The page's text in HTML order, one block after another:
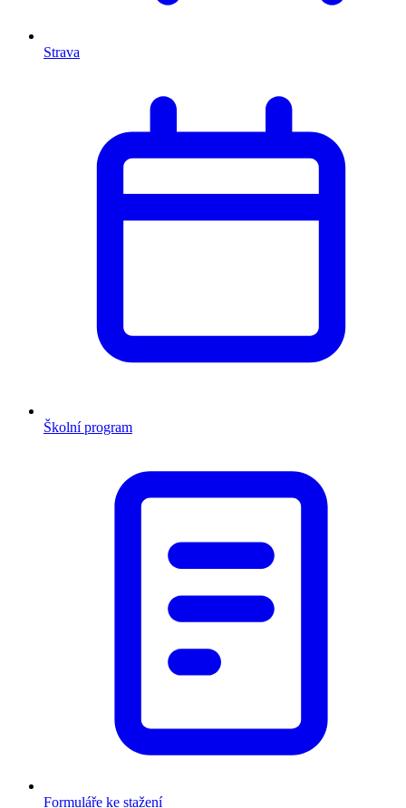
Strava
Školní program
Formuláře ke stažení